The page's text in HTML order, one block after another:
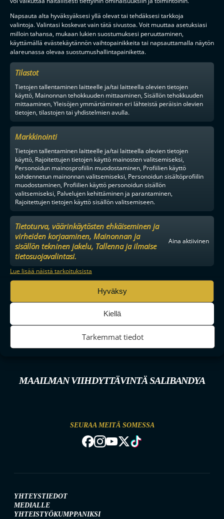
Napsauta alta hyväksyäksesi yllä olevat tai tehdäksesi tarkkoja
valintoja. Valintasi koskevat vain tätä sivustoa. Voit muuttaa asetuksiasi
milloin tahansa, mukaan lukien suostumuksesi peruuttaminen,
käyttämällä evästekäytännön vaihtopainikkeita tai napsauttamalla näytön
alareunassa olevaa suostumushallintapainiketta.
Tilastot
Tietojen tallentaminen laitteelle ja/tai laitteella olevien tietojen
käyttö, Mainonnan tehokkuuden mittaaminen, Sisällön tehokkuuden
mittaaminen, Yleisöjen ymmärtäminen eri lähteistä peräisin olevien
tietojen, tilastojen tai yhdistelmien avulla.
Markkinointi
Tietojen tallentaminen laitteelle ja/tai laitteella olevien tietojen
käyttö, Rajoitettujen tietojen käyttö mainosten valitsemiseksi,
Personoidun mainosprofiilin muodostaminen, Profiilien käyttö
kohdennetun mainonnan valitsemiseksi, Personoidun sisältöprofiilin
muodostaminen, Profiilien käyttö personoidun sisällön
valitsemiseksi, Palvelujen kehittäminen ja parantaminen,
Rajoitettujen tietojen käyttö sisällön valitsemiseen.
Tietoturva, väärinkäytösten ehkäiseminen ja
virheiden korjaaminen, Mainonnan ja
sisällön tekninen jakelu, Tallenna ja ilmaise
tietosuojavalintasi.
Aina aktiivinen
Lue lisää näistä tarkoituksista
Hyväksy
Kiellä
Tarkemmat tiedot
F-LIIGANKUMPPANIT
MAAILMAN VIIHDYTTÄVINTÄ SALIBANDYA
SEURAA MEITÄ SOMESSA
YHTEYSTIEDOT
MEDIALLE
YHTEISTYÖKUMPPANIKSI